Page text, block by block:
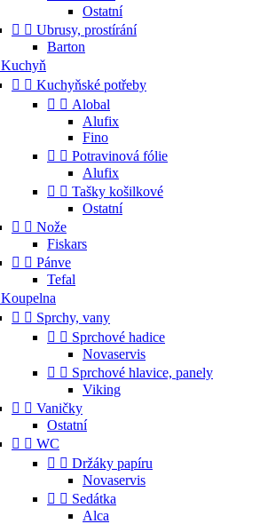
Ostatní
  Ubrusy, prostírání
Barton
Kuchyň
  Kuchyňské potřeby
  Alobal
Alufix
Fino
  Potravinová fólie
Alufix
  Tašky košilkové
Ostatní
  Nože
Fiskars
  Pánve
Tefal
Koupelna
  Sprchy, vany
  Sprchové hadice
Novaservis
  Sprchové hlavice, panely
Viking
  Vaničky
Ostatní
  WC
  Držáky papíru
Novaservis
  Sedátka
Alca